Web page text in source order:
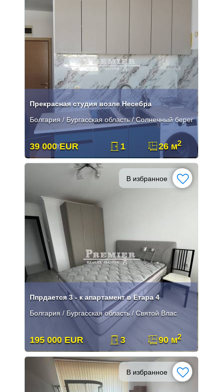
Прекрасная студия возле Несебра
Болгария / Бургасская область / Солнечный берег
39 000 EUR 1 26 м2
В избранное
Ппрдается 3 - к апартамент в Етара 4
Болгария / Бургасская область / Святой Влас
195 000 EUR 3 90 м2
В избранное